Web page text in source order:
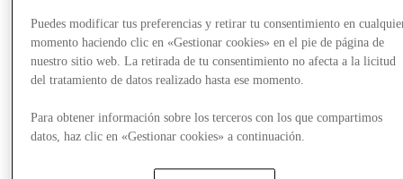
Servicios
Guía de destinos
Más
Puedes modificar tus preferencias y retirar tu consentimiento en
momento haciendo clic en «Gestionar cookies» en el pie de página de
nuestro sitio web. La retirada de tu consentimiento no afecta a la licitud
del tratamiento de datos realizado hasta ese momento.
Para obtener información sobre los terceros con los que compartimos
datos, haz clic en «Gestionar cookies» a continuación.